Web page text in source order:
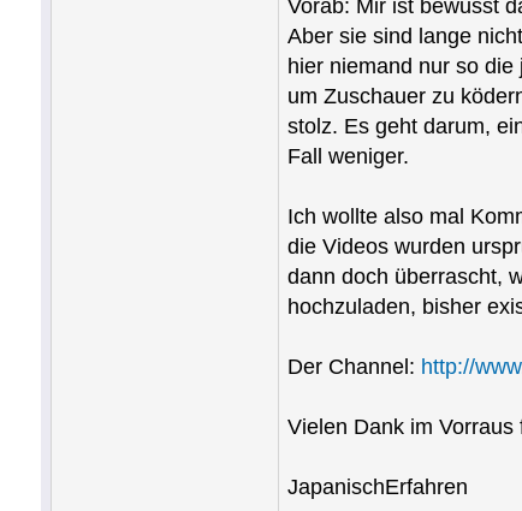
Vorab: Mir ist bewusst
Aber sie sind lange
hier niemand nur so
um Zuschauer zu
stolz. Es geht darum,
Fall weniger.
Ich wollte also mal
die Videos wurden
dann doch überrascht,
hochzuladen, bisher
Der Channel: http://
Vielen Dank im
JapanischErfahren